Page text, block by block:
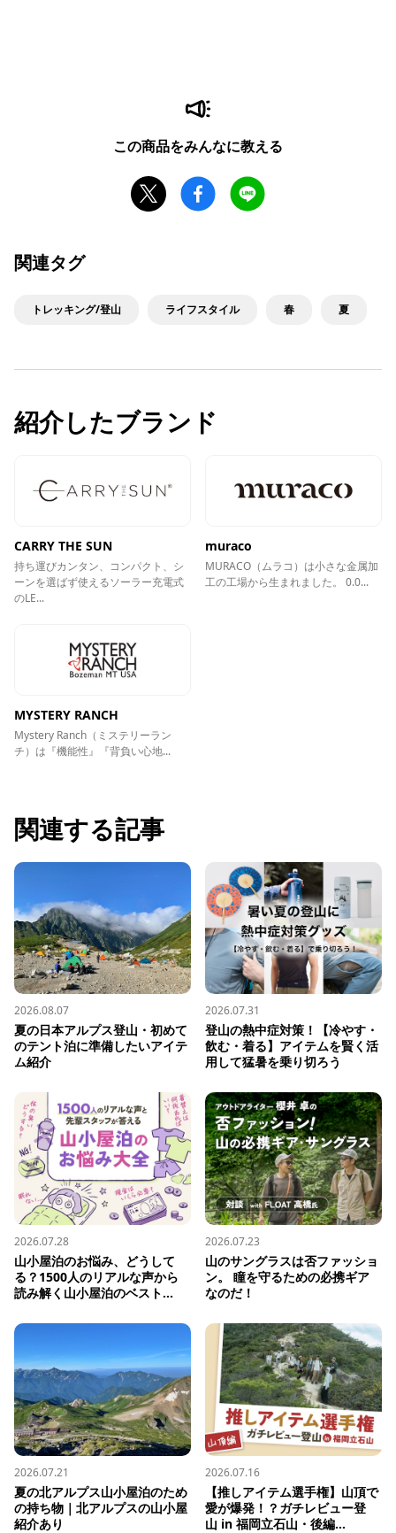
この商品をみんなに教える
関連タグ
トレッキング/登山 ライフスタイル 春 夏
紹介したブランド
CARRY THE SUN
持ち運びカンタン、コンパクト、シ
ーンを選ばず使えるソーラー充電式
のLE...
muraco
MURACO（ムラコ）は⼩さな⾦属加
⼯の⼯場から⽣まれました。 0.0...
MYSTERY RANCH
Mystery Ranch（ミステリーラン
チ）は『機能性』『背負い心地...
関連する記事
2026.08.07
夏の日本アルプス登山・初めて
のテント泊に準備したいアイテ
ム紹介
2026.07.31
登山の熱中症対策！【冷やす・
飲む・着る】アイテムを賢く活
用して猛暑を乗り切ろう
2026.07.28
山小屋泊のお悩み、どうして
る？1500人のリアルな声から
読み解く山小屋泊のベスト...
2026.07.23
山のサングラスは否ファッショ
ン。 瞳を守るための必携ギア
なのだ！
2026.07.21
夏の北アルプス山小屋泊のため
の持ち物｜北アルプスの山小屋
紹介あり
2026.07.16
【推しアイテム選手権】山頂で
愛が爆発！？ガチレビュー登
山 in 福岡立石山・後編...